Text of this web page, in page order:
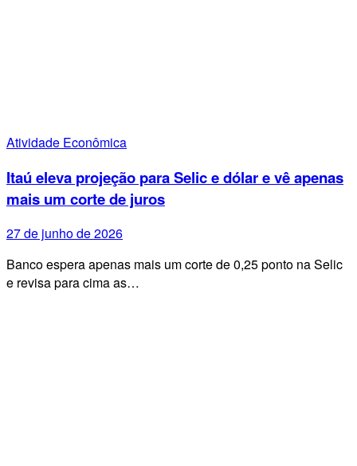
Atividade Econômica
Itaú eleva projeção para Selic e dólar e vê apenas
mais um corte de juros
27 de junho de 2026
Banco espera apenas mais um corte de 0,25 ponto na Selic
e revisa para cima as…